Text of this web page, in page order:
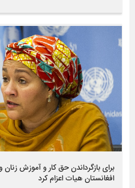
برای بازگرداندن حق کار و آموزش زنان
افغانستان هیات اعزام کرد